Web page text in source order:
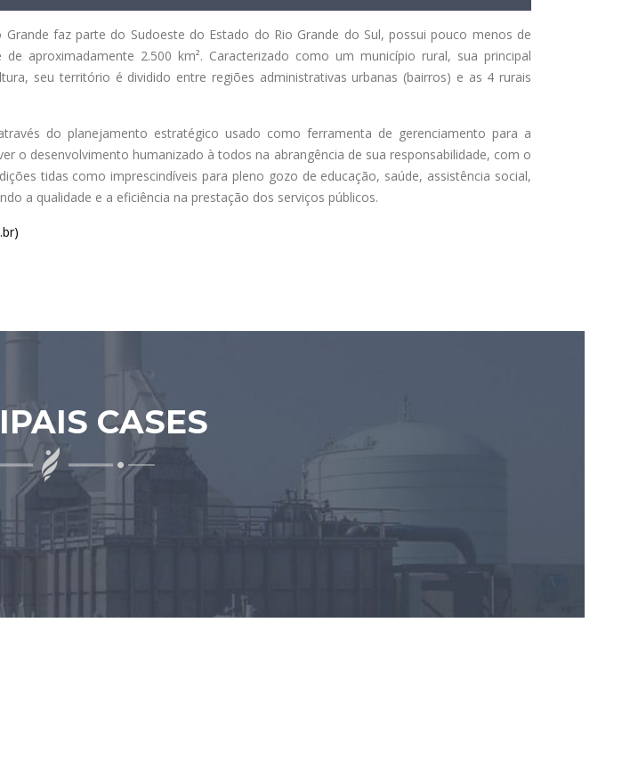
Grande faz parte do Sudoeste do Estado do Rio Grande do Sul, possui pouco menos de
aproximadamente 2.500 km². Caracterizado como um município rural, sua principal
seu território é dividido entre regiões administrativas urbanas (bairros) e as 4 rurais
do planejamento estratégico usado como ferramenta de gerenciamento para a
o desenvolvimento humanizado à todos na abrangência de sua responsabilidade, com o
tidas como imprescindíveis para pleno gozo de educação, saúde, assistência social,
a qualidade e a eficiência na prestação dos serviços públicos.
CASES